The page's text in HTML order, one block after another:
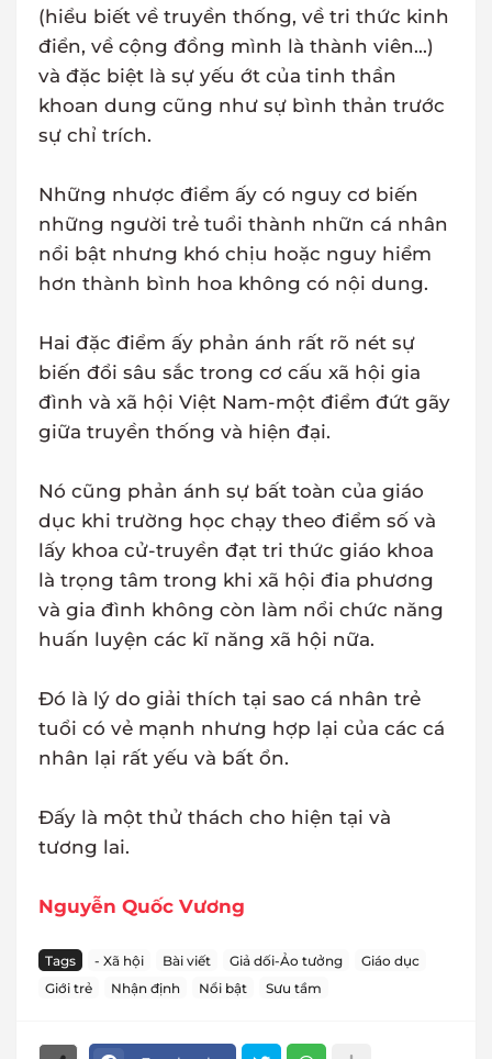
(hiểu biết về truyền thống, về tri thức kinh
điển, về cộng đồng mình là thành viên...)
và đặc biệt là sự yếu ớt của tinh thần
khoan dung cũng như sự bình thản trước
sự chỉ trích.
Những nhược điểm ấy có nguy cơ biến
những người trẻ tuổi thành nhữn cá nhân
nổi bật nhưng khó chịu hoặc nguy hiểm
hơn thành bình hoa không có nội dung.
Hai đặc điểm ấy phản ánh rất rõ nét sự
biến đổi sâu sắc trong cơ cấu xã hội gia
đình và xã hội Việt Nam-một điểm đứt gãy
giữa truyền thống và hiện đại.
Nó cũng phản ánh sự bất toàn của giáo
dục khi trường học chạy theo điểm số và
lấy khoa cử-truyền đạt tri thức giáo khoa
là trọng tâm trong khi xã hội đia phương
và gia đình không còn làm nổi chức năng
huấn luyện các kĩ năng xã hội nữa.
Đó là lý do giải thích tại sao cá nhân trẻ
tuổi có vẻ mạnh nhưng hợp lại của các cá
nhân lại rất yếu và bất ổn.
Đấy là một thử thách cho hiện tại và
tương lai.
Nguyễn Quốc Vương
Tags - Xã hội Bài viết Giả dối-Ảo tưởng
Giáo dục
Giới trẻ
Nhận định Nổi bật Sưu tầm